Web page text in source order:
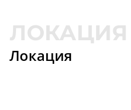
Локация